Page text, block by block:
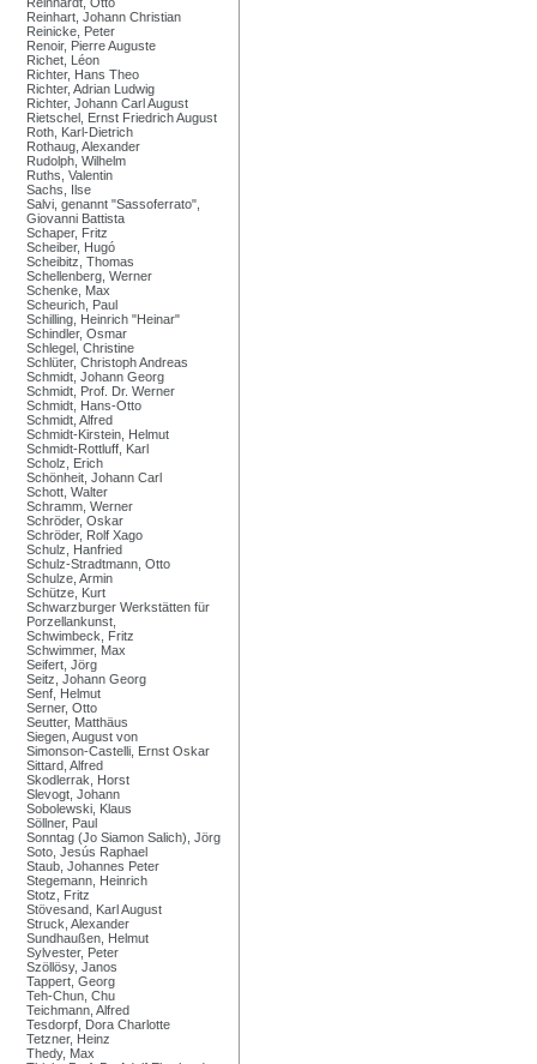
Reinhart, Johann Christian
Reinicke, Peter
Renoir, Pierre Auguste
Richet, Léon
Richter, Hans Theo
Richter, Adrian Ludwig
Richter, Johann Carl August
Rietschel, Ernst Friedrich August
Roth, Karl-Dietrich
Rothaug, Alexander
Rudolph, Wilhelm
Ruths, Valentin
Sachs, Ilse
Salvi, genannt "Sassoferrato",
Giovanni Battista
Schaper, Fritz
Scheiber, Hugó
Scheibitz, Thomas
Schellenberg, Werner
Schenke, Max
Scheurich, Paul
Schilling, Heinrich "Heinar"
Schindler, Osmar
Schlegel, Christine
Schlüter, Christoph Andreas
Schmidt, Johann Georg
Schmidt, Prof. Dr. Werner
Schmidt, Hans-Otto
Schmidt, Alfred
Schmidt-Kirstein, Helmut
Schmidt-Rottluff, Karl
Scholz, Erich
Schönheit, Johann Carl
Schott, Walter
Schramm, Werner
Schröder, Oskar
Schröder, Rolf Xago
Schulz, Hanfried
Schulz-Stradtmann, Otto
Schulze, Armin
Schütze, Kurt
Schwarzburger Werkstätten für
Porzellankunst,
Schwimbeck, Fritz
Schwimmer, Max
Seifert, Jörg
Seitz, Johann Georg
Senf, Helmut
Serner, Otto
Seutter, Matthäus
Siegen, August von
Simonson-Castelli, Ernst Oskar
Sittard, Alfred
Skodlerrak, Horst
Slevogt, Johann
Sobolewski, Klaus
Söllner, Paul
Sonntag (Jo Siamon Salich), Jörg
Soto, Jesús Raphael
Staub, Johannes Peter
Stegemann, Heinrich
Stotz, Fritz
Stövesand, Karl August
Struck, Alexander
Sundhaußen, Helmut
Sylvester, Peter
Szöllösy, Janos
Tappert, Georg
Teh-Chun, Chu
Teichmann, Alfred
Tesdorpf, Dora Charlotte
Tetzner, Heinz
Thedy, Max